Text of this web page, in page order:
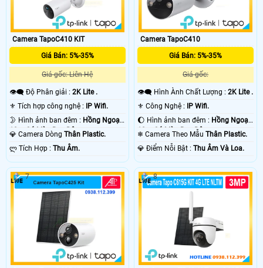
Camera TapoC410 KIT
Giá Bán: 5%-35%
Giá gốc: Liên Hệ
👁️‍🗨 Độ Phân giải : 2K Lite .
⚜️ Tích hợp công nghệ :
IP Wifi.
🌛 Hình ảnh ban đêm : Hồng Ngoại
10m Có Màu Ban Ðêm.
💎 Camera Dòng Thân Plastic.
️ლ Tích Hợp : Thu Âm.
Camera TapoC410
Giá Bán: 5%-35%
Giá gốc:
👁️‍🗨 Hình Ành Chất Lượng :2K Lite .
⚜️ Công Nghệ :
IP Wifi.
🌔 Hình ảnh ban đêm : Hồng Ngoại
10m Có Màu Ban Ðêm.
❄ Camera Theo MẫuThân Plastic.
️💎 Điểm Nỗi Bật :Thu Âm Và Loa.
7 8